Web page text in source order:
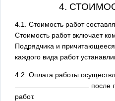
4.
4.1. Стоимость работ
Стоимость работ включает
Подрядчика и
каждого вида работ
4.2. Оплата работы
после
работ.